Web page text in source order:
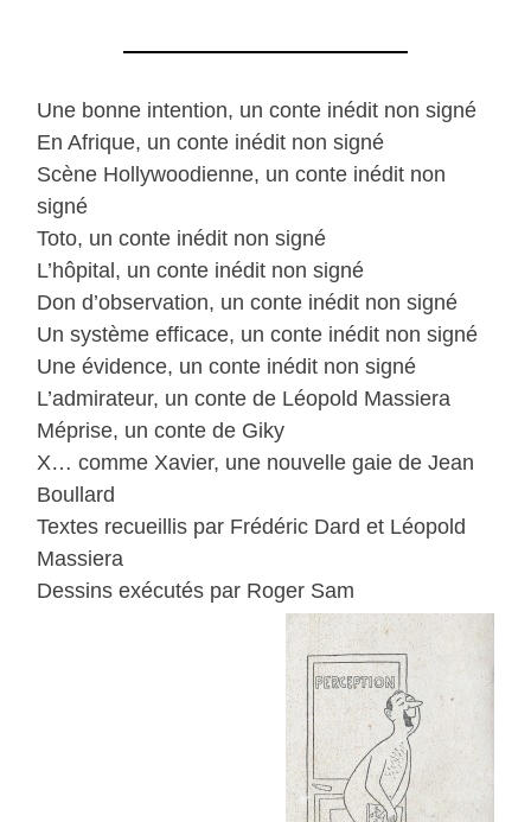
Une bonne intention, un conte inédit non signé
En Afrique, un conte inédit non signé
Scène Hollywoodienne, un conte inédit non
signé
Toto, un conte inédit non signé
L’hôpital, un conte inédit non signé
Don d’observation, un conte inédit non signé
Un système efficace, un conte inédit non signé
Une évidence, un conte inédit non signé
L’admirateur, un conte de Léopold Massiera
Méprise, un conte de Giky
X… comme Xavier, une nouvelle gaie de Jean
Boullard
Textes recueillis par Frédéric Dard et Léopold
Massiera
Dessins exécutés par Roger Sam